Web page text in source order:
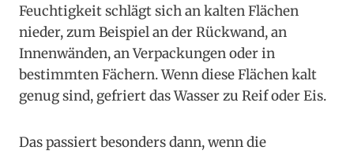
Feuchtigkeit schlägt sich an kalten Flächen
nieder, zum Beispiel an der Rückwand, an
Innenwänden, an Verpackungen oder in
bestimmten Fächern. Wenn diese Flächen kalt
genug sind, gefriert das Wasser zu Reif oder Eis.
Das passiert besonders dann, wenn die